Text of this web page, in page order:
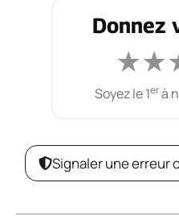
Donnez
★★
Soyez le 1erà
Signaler une erreur